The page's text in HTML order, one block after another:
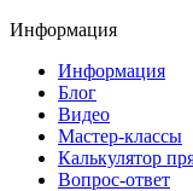
Информация
Информация
Блог
Видео
Мастер-классы
Калькулятор
Вопрос-ответ